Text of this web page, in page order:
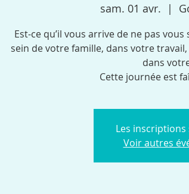
sam. 01 avr.
  |
Est-ce qu’il vous arrive de ne pas
sein de votre famille, dans votre
dans
Cette journée est
Les inscriptions
Voir autres